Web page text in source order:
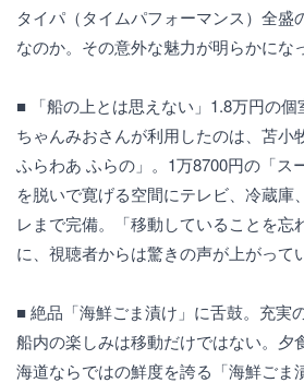
タイパ（タイムパフォーマンス）全盛
なのか。その意外な魅力が明らかにな
■ 「船の上とは思えない」1.8万円の
ちゃんみおさんが利用したのは、苫小
ふらわあ ふらの」。1万8700円の「ス
を脱いで寛げる空間にテレビ、冷蔵庫
レまで完備。「移動していることを忘
に、視聴者からは驚きの声が上がって
■ 絶品「海鮮ごま漬け」に舌鼓。充実
船内の楽しみは移動だけではない。夕
海道ならではの鮮度を誇る「海鮮ごま